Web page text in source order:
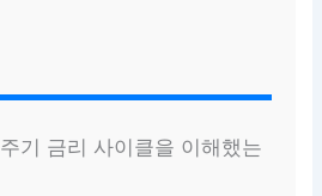
주기 금리 사이클을 이해했는